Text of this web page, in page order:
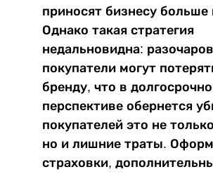
приносят бизнесу
Однако такая стратегия
недальновидна:
покупатели могут
бренду, что в
перспективе обернется
покупателей это не
но и лишние траты.
страховки,